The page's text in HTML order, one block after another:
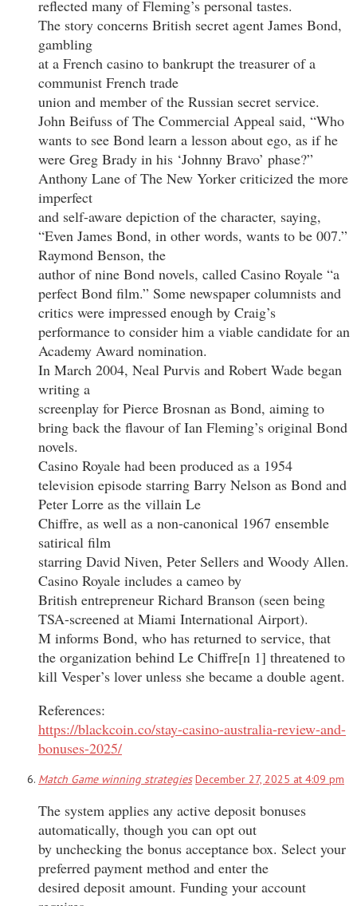
reflected many of Fleming’s personal tastes.
The story concerns British secret agent James Bond,
gambling
at a French casino to bankrupt the treasurer of a
communist French trade
union and member of the Russian secret service.
John Beifuss of The Commercial Appeal said, “Who
wants to see Bond learn a lesson about ego, as if he
were Greg Brady in his ‘Johnny Bravo’ phase?”
Anthony Lane of The New Yorker criticized the more
imperfect
and self-aware depiction of the character, saying,
“Even James Bond, in other words, wants to be 007.”
Raymond Benson, the
author of nine Bond novels, called Casino Royale “a
perfect Bond film.” Some newspaper columnists and
critics were impressed enough by Craig’s
performance to consider him a viable candidate for an
Academy Award nomination.
In March 2004, Neal Purvis and Robert Wade began
writing a
screenplay for Pierce Brosnan as Bond, aiming to
bring back the flavour of Ian Fleming’s original Bond
novels.
Casino Royale had been produced as a 1954
television episode starring Barry Nelson as Bond and
Peter Lorre as the villain Le
Chiffre, as well as a non-canonical 1967 ensemble
satirical film
starring David Niven, Peter Sellers and Woody Allen.
Casino Royale includes a cameo by
British entrepreneur Richard Branson (seen being
TSA-screened at Miami International Airport).
M informs Bond, who has returned to service, that
the organization behind Le Chiffre[n 1] threatened to
kill Vesper’s lover unless she became a double agent.
References:
https://blackcoin.co/stay-casino-australia-review-and-
bonuses-2025/
Match Game winning strategies December 27, 2025 at 4:09 pm
The system applies any active deposit bonuses
automatically, though you can opt out
by unchecking the bonus acceptance box. Select your
preferred payment method and enter the
desired deposit amount. Funding your account